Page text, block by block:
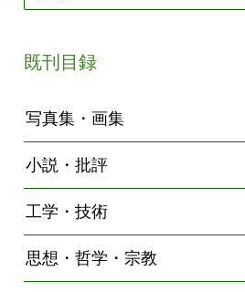
既刊目録
写真集・画集
小説・批評
工学・技術
思想・哲学・宗教